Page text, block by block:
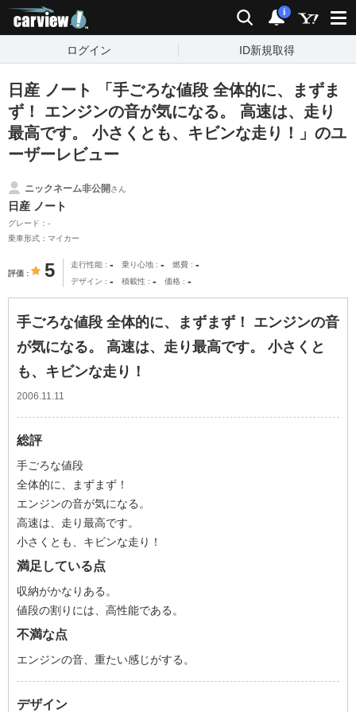
検索 通知
i
ログイン ID新規取得
日産 ノート 「手ごろな値段 全体的に、まずま
ず！ エンジンの音が気になる。 高速は、走り
最高です。 小さくとも、キビンな走り！」のユ
ーザーレビュー
ニックネーム非公開さん
日産 ノート
グレード：-
乗車形式：マイカー
評価 5 走行性能 - 乗り心地 - 燃費 -
デザイン - 積載性 - 価格 -
手ごろな値段 全体的に、まずまず！ エンジンの音
が気になる。 高速は、走り最高です。 小さくと
も、キビンな走り！
2006.11.11
総評
手ごろな値段
全体的に、まずまず！
エンジンの音が気になる。
高速は、走り最高です。
小さくとも、キビンな走り！
満足している点
収納がかなりある。
値段の割りには、高性能である。
不満な点
エンジンの音、重たい感じがする。
デザイン